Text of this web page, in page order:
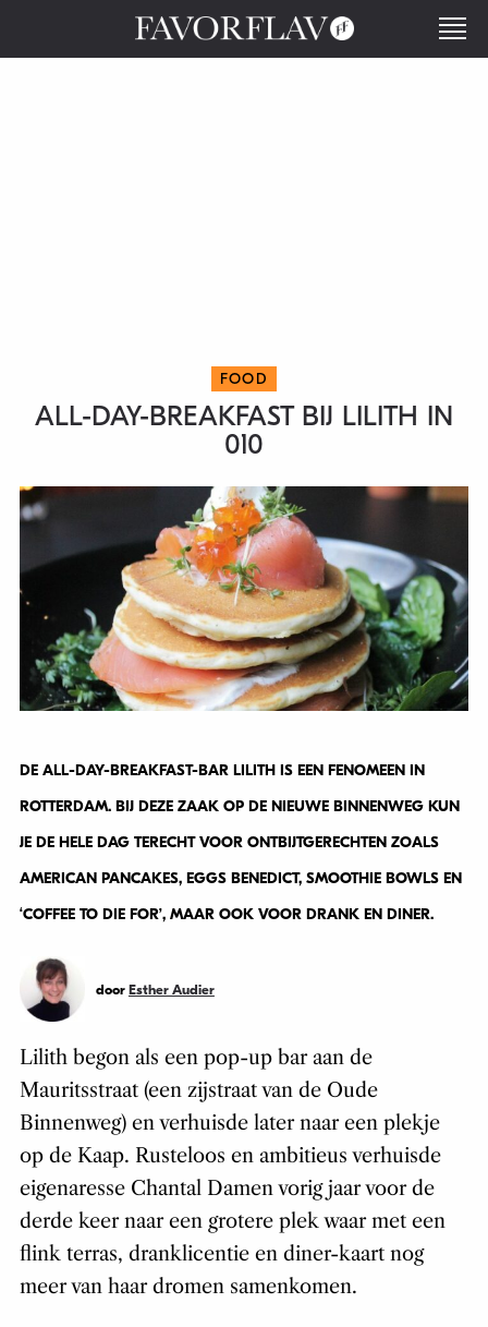
FOOD
ALL-DAY-BREAKFAST BIJ LILITH IN
010
DE ALL-DAY-BREAKFAST-BAR LILITH IS EEN FENOMEEN IN
ROTTERDAM. BIJ DEZE ZAAK OP DE NIEUWE BINNENWEG KUN
JE DE HELE DAG TERECHT VOOR ONTBIJTGERECHTEN ZOALS
AMERICAN PANCAKES, EGGS BENEDICT, SMOOTHIE BOWLS EN
‘COFFEE TO DIE FOR’, MAAR OOK VOOR DRANK EN DINER.
door Esther Audier
Lilith begon als een pop-up bar aan de
Mauritsstraat (een zijstraat van de Oude
Binnenweg) en verhuisde later naar een plekje
op de Kaap. Rusteloos en ambitieus verhuisde
eigenaresse Chantal Damen vorig jaar voor de
derde keer naar een grotere plek waar met een
flink terras, dranklicentie en diner-kaart nog
meer van haar dromen samenkomen.